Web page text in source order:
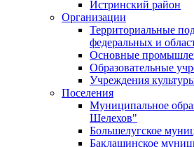
Истринский район
Организации
Территориальные
федеральных и
Основные
Образовательные
Учреждения
Поселения
Муниципальное
Шелехов"
Большелугское
Баклашинское